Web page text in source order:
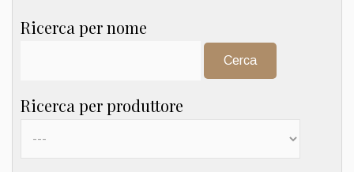
Ricerca per nome
Ricerca per produttore